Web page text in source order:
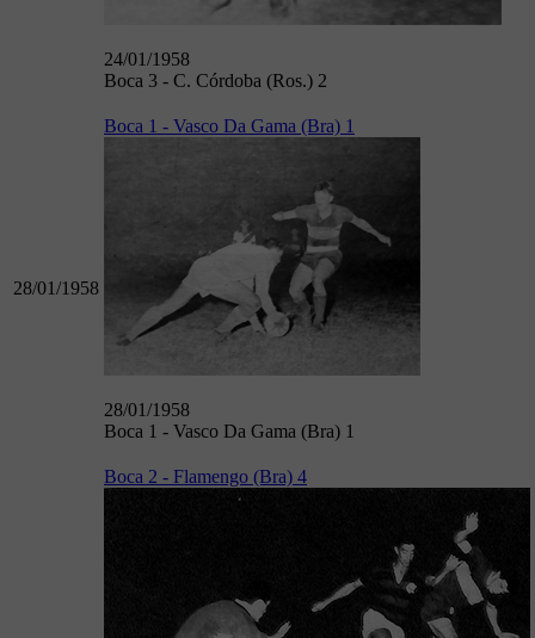
24/01/1958
Boca 3 - C. Córdoba (Ros.) 2
28/01/1958
Boca 1 - Vasco Da Gama (Bra) 1
28/01/1958
Boca 1 - Vasco Da Gama (Bra) 1
Boca 2 - Flamengo (Bra) 4